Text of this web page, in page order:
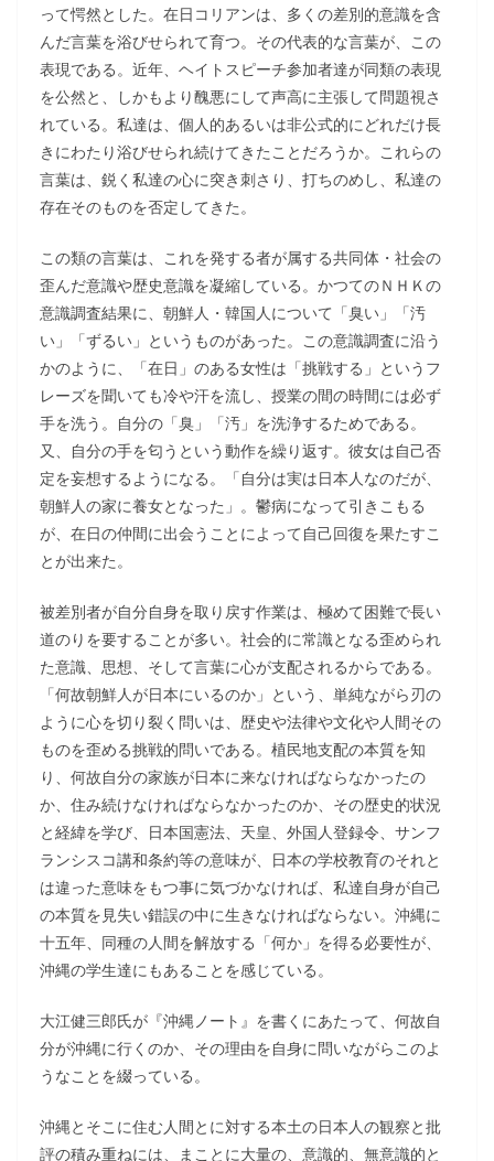
って愕然とした。在日コリアンは、多くの差別的意識を含
んだ言葉を浴びせられて育つ。その代表的な言葉が、この
表現である。近年、ヘイトスピーチ参加者達が同類の表現
を公然と、しかもより醜悪にして声高に主張して問題視さ
れている。私達は、個人的あるいは非公式的にどれだけ長
きにわたり浴びせられ続けてきたことだろうか。これらの
言葉は、鋭く私達の心に突き刺さり、打ちのめし、私達の
存在そのものを否定してきた。
この類の言葉は、これを発する者が属する共同体・社会の
歪んだ意識や歴史意識を凝縮している。かつてのＮＨＫの
意識調査結果に、朝鮮人・韓国人について「臭い」「汚
い」「ずるい」というものがあった。この意識調査に沿う
かのように、「在日」のある女性は「挑戦する」というフ
レーズを聞いても冷や汗を流し、授業の間の時間には必ず
手を洗う。自分の「臭」「汚」を洗浄するためである。
又、自分の手を匂うという動作を繰り返す。彼女は自己否
定を妄想するようになる。「自分は実は日本人なのだが、
朝鮮人の家に養女となった」。鬱病になって引きこもる
が、在日の仲間に出会うことによって自己回復を果たすこ
とが出来た。
被差別者が自分自身を取り戻す作業は、極めて困難で長い
道のりを要することが多い。社会的に常識となる歪められ
た意識、思想、そして言葉に心が支配されるからである。
「何故朝鮮人が日本にいるのか」という、単純ながら刃の
ように心を切り裂く問いは、歴史や法律や文化や人間その
ものを歪める挑戦的問いである。植民地支配の本質を知
り、何故自分の家族が日本に来なければならなかったの
か、住み続けなければならなかったのか、その歴史的状況
と経緯を学び、日本国憲法、天皇、外国人登録令、サンフ
ランシスコ講和条約等の意味が、日本の学校教育のそれと
は違った意味をもつ事に気づかなければ、私達自身が自己
の本質を見失い錯誤の中に生きなければならない。沖縄に
十五年、同種の人間を解放する「何か」を得る必要性が、
沖縄の学生達にもあることを感じている。
大江健三郎氏が『沖縄ノート』を書くにあたって、何故自
分が沖縄に行くのか、その理由を自身に問いながらこのよ
うなことを綴っている。
沖縄とそこに住む人間とに対する本土の日本人の観察と批
評の積み重ねには、まことに大量の、意識的、無意識的と